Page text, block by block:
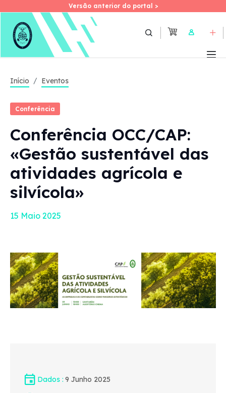
Skip
Versão anterior do portal >
Versão anterior do portal >
User
Início Eventos
Conferência
Conferência OCC/CAP:
«Gestão sustentável das
atividades agrícola e
silvícola»
15 Maio 2025
Dados 9 Junho 2025